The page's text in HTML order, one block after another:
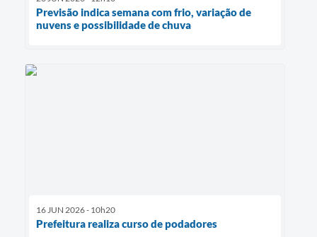
Previsão indica semana com frio, variação de
nuvens e possibilidade de chuva
16 JUN 2026 - 10h20
Prefeitura realiza curso de podadores